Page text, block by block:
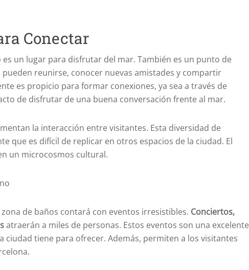
Conectar
un lugar para disfrutar del mar. También es un punto de
reunirse, conocer nuevas amistades y compartir
es propicio para formar conexiones, ya sea a través de
de disfrutar de una buena conversación frente al mar.
la interacción entre visitantes. Esta diversidad de
que es difícil de replicar en otros espacios de la ciudad. El
un microcosmos cultural.
de baños contará con eventos irresistibles. Conciertos,
atraerán a miles de personas. Estos eventos son una excelente
tiene para ofrecer. Además, permiten a los visitantes